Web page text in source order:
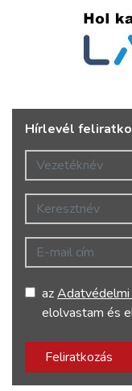
Hírlevél
Vezetéknév
Keresztnév
E-mail cím
az
elolvastam és
Feliratkozás